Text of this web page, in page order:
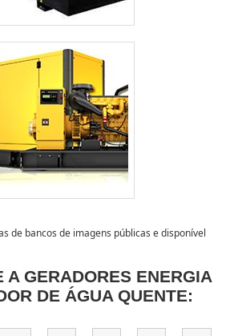
de bancos de imagens públicas e disponível
A GERADORES ENERGIA
DE ÁGUA QUENTE: